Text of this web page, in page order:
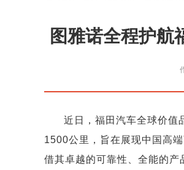
图雅诺全程护航
近日，福田汽车全球价值
1500公里，旨在展现中国高
借其卓越的可靠性、全能的